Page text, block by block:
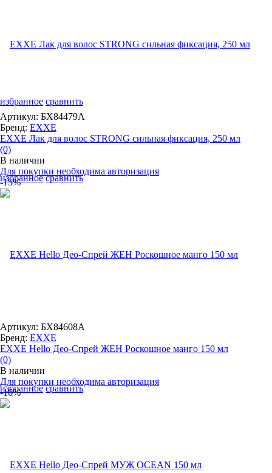
избранное сравнить
избранное сравнить
Артикул: БХ84479А
Бренд: EXXE
EXXE Лак для волос STRONG сильная фиксация, 250 мл
(0)
В наличии
Для покупки необходима авторизация
-15%
избранное сравнить
Артикул: БХ84608А
Бренд: EXXE
EXXE Hello Део-Спрей ЖЕН Роскошное манго 150 мл
(0)
В наличии
Для покупки необходима авторизация
-16%